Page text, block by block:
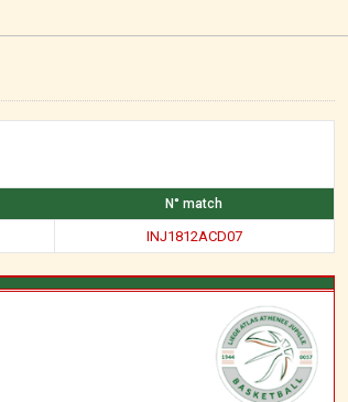
N° match
INJ1812ACD07